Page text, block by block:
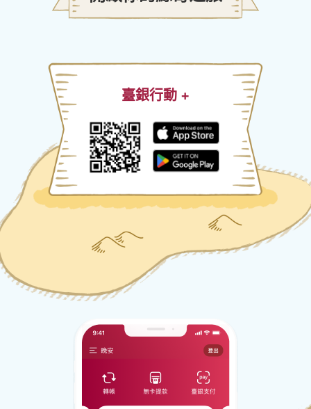
臺銀行動 +